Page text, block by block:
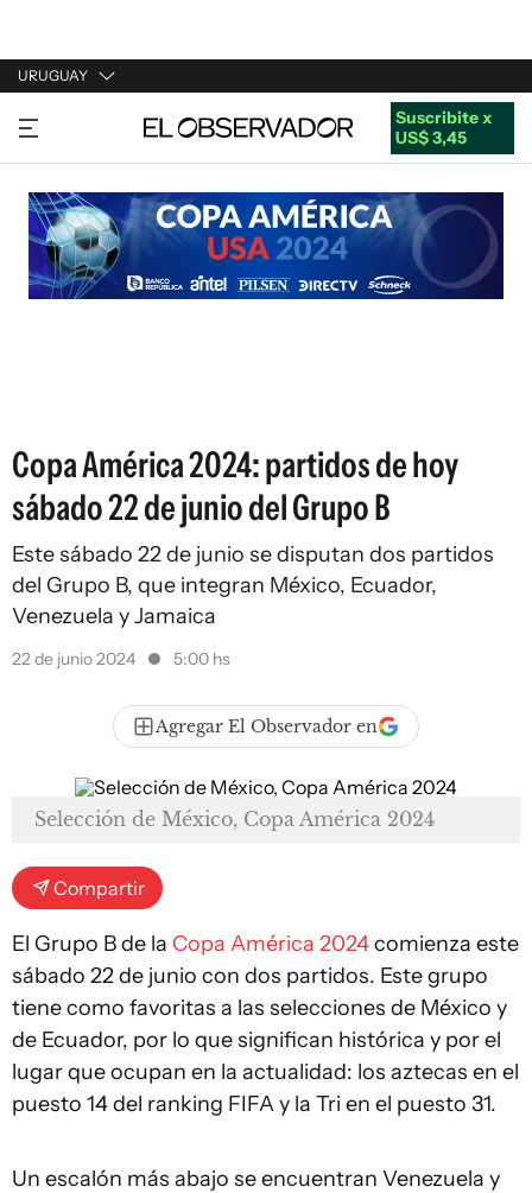
URUGUAY
URUGUAY
ARGENTINA
ESPAÑA
ESTADOS UNIDOS
Suscribite x
US$ 3,45
Copa América 2024: partidos de hoy
sábado 22 de junio del Grupo B
Este sábado 22 de junio se disputan dos partidos
del Grupo B, que integran México, Ecuador,
Venezuela y Jamaica
22 de junio 2024 5:00 hs
Agregar El Observador en
Selección de México, Copa América 2024
Compartir
El Grupo B de la Copa América 2024comienza este
sábado 22 de junio con dos partidos. Este grupo
tiene como favoritas a las selecciones de México y
de Ecuador, por lo que significan histórica y por el
lugar que ocupan en la actualidad: los aztecas en el
puesto 14 del ranking FIFA y la Tri en el puesto 31.
Un escalón más abajo se encuentran Venezuela y